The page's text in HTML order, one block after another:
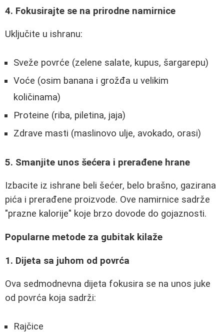
4. Fokusirajte se na prirodne namirnice
Uključite u ishranu:
Sveže povrće (zelene salate, kupus, šargarepu)
Voće (osim banana i grožđa u velikim
količinama)
Proteine (riba, piletina, jaja)
Zdrave masti (maslinovo ulje, avokado, orasi)
5. Smanjite unos šećera i prerađene hrane
Izbacite iz ishrane beli šećer, belo brašno, gazirana
pića i prerađene proizvode. Ove namirnice sadrže
"prazne kalorije" koje brzo dovode do gojaznosti.
Popularne metode za gubitak kilaže
1. Dijeta sa juhom od povrća
Ova sedmodnevna dijeta fokusira se na unos juke
od povrća koja sadrži:
Rajčice